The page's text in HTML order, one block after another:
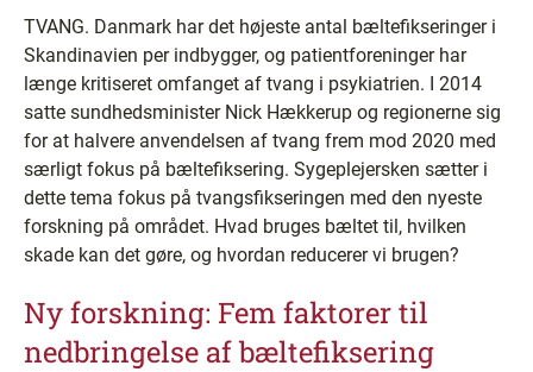
TVANG. Danmark har det højeste antal bæltefikseringer i
Skandinavien per indbygger, og patientforeninger har
længe kritiseret omfanget af tvang i psykiatrien. I 2014
satte sundhedsminister Nick Hækkerup og regionerne sig
for at halvere anvendelsen af tvang frem mod 2020 med
særligt fokus på bæltefiksering. Sygeplejersken sætter i
dette tema fokus på tvangsfikseringen med den nyeste
forskning på området. Hvad bruges bæltet til, hvilken
skade kan det gøre, og hvordan reducerer vi brugen?
Ny forskning: Fem faktorer til
nedbringelse af bæltefiksering